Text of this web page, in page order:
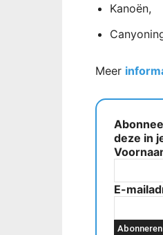
Kanoën,
Meer
deze in
E-